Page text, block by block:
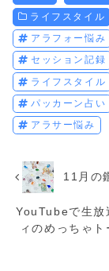
ライフスタイル
アラフォー悩み
セッション記録
ライフスタイル
パッカーン占い
アラサー悩み
11月の
YouTubeで生放
ィのめっちゃ